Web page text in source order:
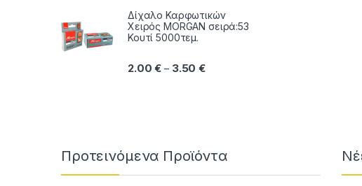
Δίχαλο Καρφωτικών
Χειρός MORGAN σειρά:53
Κουτί 5000τεμ.
2.00€ – 3.50€Price range: 2.00 € through 3.50 €
Brands Carousel
Προτεινόμενα Προϊόντα